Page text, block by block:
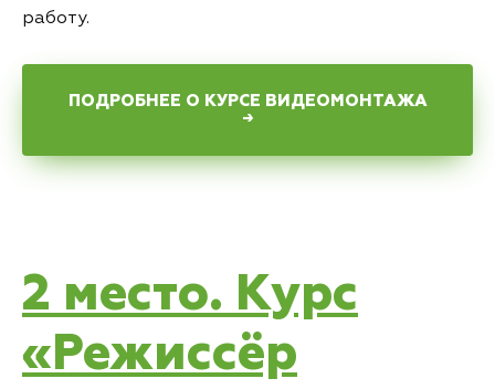
работу.
ПОДРОБНЕЕ О КУРСЕ ВИДЕОМОНТАЖА
→
2 место. Курс
«Режиссёр